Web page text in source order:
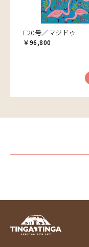
F20号／マジドゥ
￥96,800